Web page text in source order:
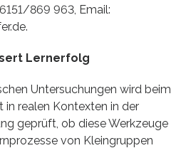
869 963, Email:
Lernerfolg
Untersuchungen wird beim
in realen Kontexten in der
geprüft, ob diese Werkzeuge
von Kleingruppen